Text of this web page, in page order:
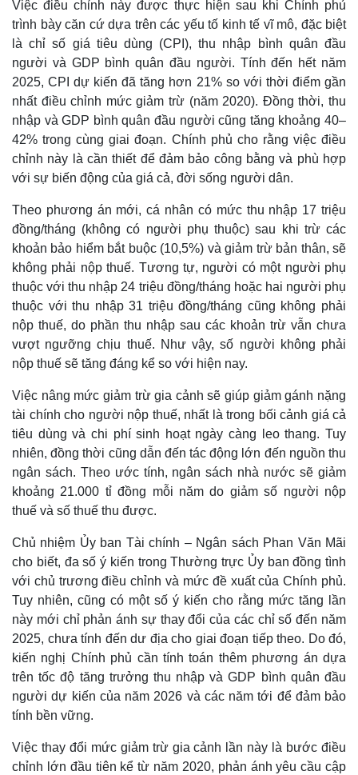
Thế giới
Cuộc sống đó đây
Hồ sơ
Multimedia
Ảnh
E-Magazine
Infographic
Việc điều chỉnh này được thực hiện sau khi Chính phủ
trình bày căn cứ dựa trên các yếu tố kinh tế vĩ mô, đặc biệt
là chỉ số giá tiêu dùng (CPI), thu nhập bình quân đầu
người và GDP bình quân đầu người. Tính đến hết năm
2025, CPI dự kiến đã tăng hơn 21% so với thời điểm gần
nhất điều chỉnh mức giảm trừ (năm 2020). Đồng thời, thu
nhập và GDP bình quân đầu người cũng tăng khoảng 40–
42% trong cùng giai đoạn. Chính phủ cho rằng việc điều
chỉnh này là cần thiết để đảm bảo công bằng và phù hợp
với sự biến động của giá cả, đời sống người dân.
Theo phương án mới, cá nhân có mức thu nhập 17 triệu
đồng/tháng (không có người phụ thuộc) sau khi trừ các
khoản bảo hiểm bắt buộc (10,5%) và giảm trừ bản thân, sẽ
không phải nộp thuế. Tương tự, người có một người phụ
thuộc với thu nhập 24 triệu đồng/tháng hoặc hai người phụ
thuộc với thu nhập 31 triệu đồng/tháng cũng không phải
nộp thuế, do phần thu nhập sau các khoản trừ vẫn chưa
vượt ngưỡng chịu thuế. Như vậy, số người không phải
nộp thuế sẽ tăng đáng kể so với hiện nay.
Việc nâng mức giảm trừ gia cảnh sẽ giúp giảm gánh nặng
tài chính cho người nộp thuế, nhất là trong bối cảnh giá cả
tiêu dùng và chi phí sinh hoạt ngày càng leo thang. Tuy
nhiên, đồng thời cũng dẫn đến tác động lớn đến nguồn thu
ngân sách. Theo ước tính, ngân sách nhà nước sẽ giảm
khoảng 21.000 tỉ đồng mỗi năm do giảm số người nộp
thuế và số thuế thu được.
Chủ nhiệm Ủy ban Tài chính – Ngân sách Phan Văn Mãi
cho biết, đa số ý kiến trong Thường trực Ủy ban đồng tình
với chủ trương điều chỉnh và mức đề xuất của Chính phủ.
Tuy nhiên, cũng có một số ý kiến cho rằng mức tăng lần
này mới chỉ phản ánh sự thay đổi của các chỉ số đến năm
2025, chưa tính đến dư địa cho giai đoạn tiếp theo. Do đó,
kiến nghị Chính phủ cần tính toán thêm phương án dựa
trên tốc độ tăng trưởng thu nhập và GDP bình quân đầu
người dự kiến của năm 2026 và các năm tới để đảm bảo
tính bền vững.
Việc thay đổi mức giảm trừ gia cảnh lần này là bước điều
chỉnh lớn đầu tiên kể từ năm 2020, phản ánh yêu cầu cập